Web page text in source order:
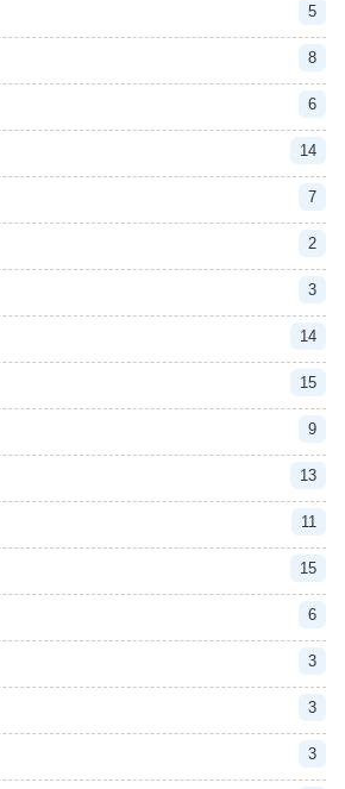
5
8
6
14
7
2
3
14
15
9
13
11
15
6
3
3
3